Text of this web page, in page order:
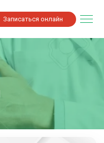
Записаться онлайн